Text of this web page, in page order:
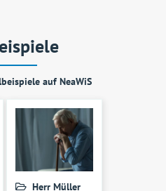
auf NeaWiS
Herr Müller